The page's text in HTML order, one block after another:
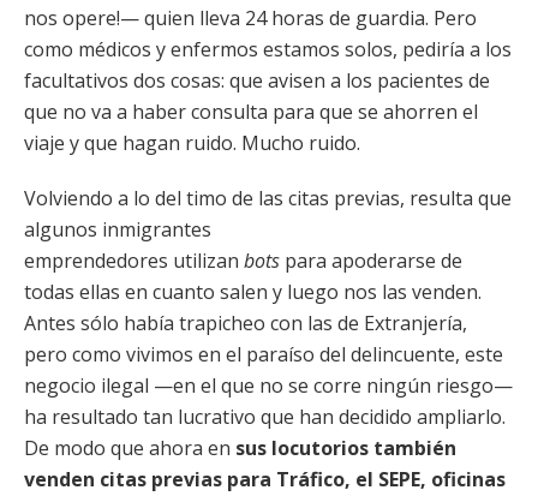
nos opere!— quien lleva 24 horas de guardia. Pero
como médicos y enfermos estamos solos, pediría a los
facultativos dos cosas: que avisen a los pacientes de
que no va a haber consulta para que se ahorren el
viaje y que hagan ruido. Mucho ruido.
Volviendo a lo del timo de las citas previas, resulta que
algunos inmigrantes
emprendedores utilizan bots para apoderarse de
todas ellas en cuanto salen y luego nos las venden.
Antes sólo había trapicheo con las de Extranjería,
pero como vivimos en el paraíso del delincuente, este
negocio ilegal —en el que no se corre ningún riesgo—
ha resultado tan lucrativo que han decidido ampliarlo.
De modo que ahora en sus locutorios también
venden citas previas para Tráfico, el SEPE, oficinas